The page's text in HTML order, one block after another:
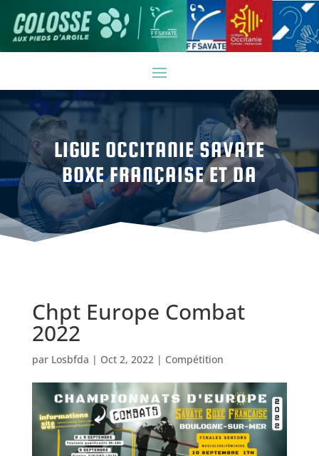
LIGUE OCCITANIE SAVATE
BOXE FRANÇAISE ET DA
Chpt Europe Combat
2022
par Losbfda | Oct 2, 2022| Compétition